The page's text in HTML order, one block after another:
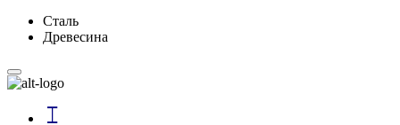
Сталь
Древесина